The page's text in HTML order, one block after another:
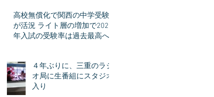
高校無償化で関西の中学受験
が活況 ライト層の増加で2026
年入試の受験率は過去最高へ
４年ぶりに、三重のラジ
オ局に生番組にスタジオ
入り